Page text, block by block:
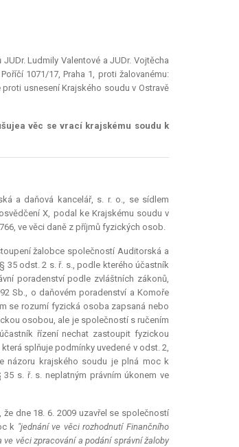
Ludmily Valentové a JUDr. Vojtěcha
1071/17, Praha 1, proti žalovanému:
usnesení Krajského soudu v Ostravě
a věc se vracíkrajskému soudu k
a daňová kancelář, s. r. o., se sídlem
X, podal ke Krajskému soudu v
ve věci daně z příjmů fyzických osob.
žalobce společností Auditorská a
35 odst. 2 s. ř. s., podle kterého účastník
poradenství podle zvláštních zákonů,
Sb., o daňovém poradenství a Komoře
se rozumí fyzická osoba zapsaná nebo
osobou, ale je společností s ručením
řízení nechat zastoupit fyzickou
splňuje podmínky uvedené v odst. 2,
názoru krajského soudu je plná moc k
s. ř. s. neplatným právním úkonem ve
dne 18. 6. 2009 uzavřel se společností
k "jednání ve věci rozhodnutí Finančního
ve věci zpracování a podání správní žaloby